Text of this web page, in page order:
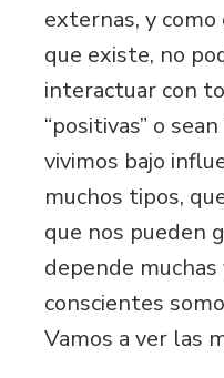
externas, y
que existe, no
interactuar con
“positivas” o
vivimos bajo
muchos tipos,
que nos pueden
depende muchas
conscientes
Vamos a ver las